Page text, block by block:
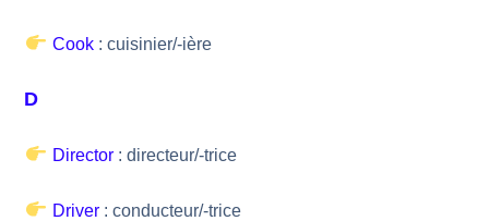
Cook : cuisinier/-ière
D
Director : directeur/-trice
Driver : conducteur/-trice